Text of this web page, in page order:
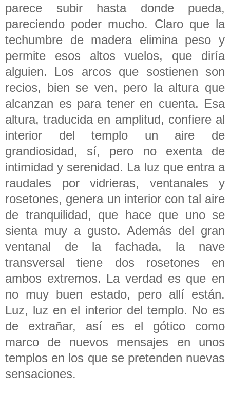
parece subir hasta donde pueda,
pareciendo poder mucho. Claro que la
techumbre de madera elimina peso y
permite esos altos vuelos, que diría
alguien. Los arcos que sostienen son
recios, bien se ven, pero la altura que
alcanzan es para tener en cuenta. Esa
altura, traducida en amplitud, confiere al
interior del templo un aire de
grandiosidad, sí, pero no exenta de
intimidad y serenidad. La luz que entra a
raudales por vidrieras, ventanales y
rosetones, genera un interior con tal aire
de tranquilidad, que hace que uno se
sienta muy a gusto. Además del gran
ventanal de la fachada, la nave
transversal tiene dos rosetones en
ambos extremos. La verdad es que en
no muy buen estado, pero allí están.
Luz, luz en el interior del templo. No es
de extrañar, así es el gótico como
marco de nuevos mensajes en unos
templos en los que se pretenden nuevas
sensaciones.